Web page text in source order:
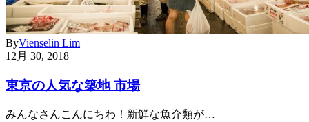
ByVienselin Lim
12月 30, 2018
東京の人気な築地 市場
みんなさんこんにちわ！新鮮な魚介類が…